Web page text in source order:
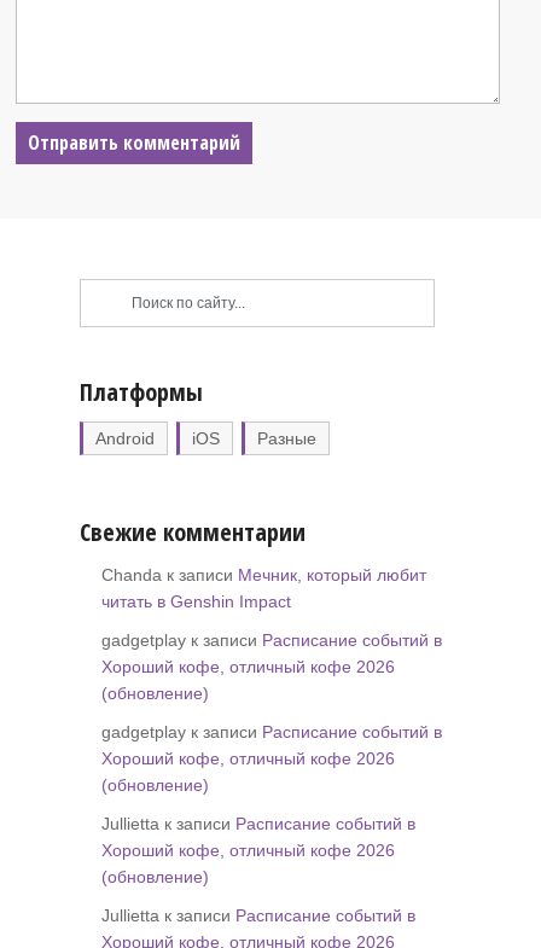
Платформы
Android iOS Разные
Свежие комментарии
Chanda к записи Мечник, который любит
читать в Genshin Impact
gadgetplay к записи Расписание событий в
Хороший кофе, отличный кофе 2026
(обновление)
gadgetplay к записи Расписание событий в
Хороший кофе, отличный кофе 2026
(обновление)
Jullietta к записи Расписание событий в
Хороший кофе, отличный кофе 2026
(обновление)
Jullietta к записи Расписание событий в
Хороший кофе, отличный кофе 2026